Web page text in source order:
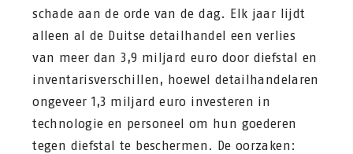
schade aan de orde van de dag. Elk jaar lijdt
alleen al de Duitse detailhandel een verlies
van meer dan 3,9 miljard euro door diefstal en
inventarisverschillen, hoewel detailhandelaren
ongeveer 1,3 miljard euro investeren in
technologie en personeel om hun goederen
tegen diefstal te beschermen. De oorzaken: